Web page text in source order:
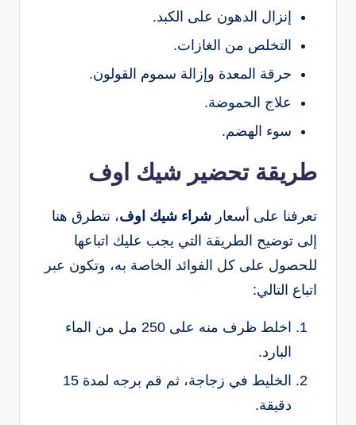
إنزال الدهون على الكبد.
التخلص من الغازات.
حرقة المعدة وإزالة سموم القولون.
علاج الحموضة.
سوء الهضم.
طريقة تحضير شيك اوف
تعرفنا على أسعار شراء شيك اوف، نتطرق هنا
إلى توضيح الطريقة التي يجب عليك اتباعها
للحصول على كل الفوائد الخاصة به، وتكون عبر
اتباع التالي:
اخلط ظرف منه على 250 مل من الماء
البارد.
الخليط في زجاجة، ثم قم برجه لمدة 15
دقيقة.